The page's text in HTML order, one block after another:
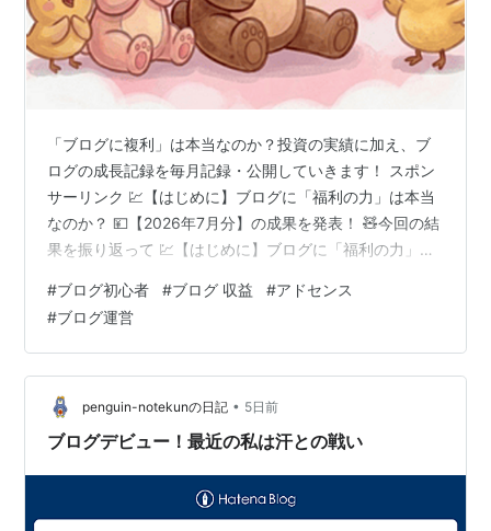
「ブログに複利」は本当なのか？投資の実績に加え、ブ
ログの成長記録を毎月記録・公開していきます！ スポン
サーリンク 💹【はじめに】ブログに「福利の力」は本当
なのか？ 💴【2026年7月分】の成果を発表！ 🧸今回の結
果を振り返って 💹【はじめに】ブログに「福利の力」は
にGoogle AdSence に合格し、アドセンス運営がいよい
よスタートしたわけですが、これからどんな成長を辿る
のか？ せっかくなので、投資の記録とあわせて毎月記録
していくことにしました🙌！ 記事を作るきっかけとなっ
たのは、Geminiにブログのことを相談していて言われた
こ…
#ブログ初心者 #ブログ 収益 #アドセンス
#ブログ運営
penguin-notekunの日記 • 5日前
ブログデビュー！最近の私は汗との戦い